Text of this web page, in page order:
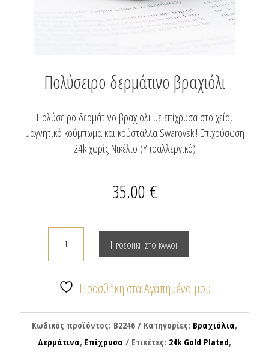
Πολύσειρο δερμάτινο βραχιόλι
Πολύσειρο δερμάτινο βραχιόλι με επίχρυσα στοιχεία,
μαγνητικό κούμπωμα και κρύσταλλα Swarovski! Επιχρύσωση
24k χωρίς Νικέλιο (Υποαλλεργικό)
35.00 €
δερμάτινο
ποσότητα
Προσθήκη στο καλάθι
Προσθήκη στα Αγαπημένα μου
Κωδικός προϊόντος: B2246 Κατηγορίες: Βραχιόλια,
Δερμάτινα, Επίχρυσα Ετικέτες: 24k Gold Plated,